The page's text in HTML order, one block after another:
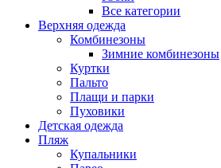
Все категории
Верхняя одежда
Комбинезоны
Зимние комбинезоны
Куртки
Пальто
Плащи и парки
Пуховики
Детская одежда
Пляж
Купальники